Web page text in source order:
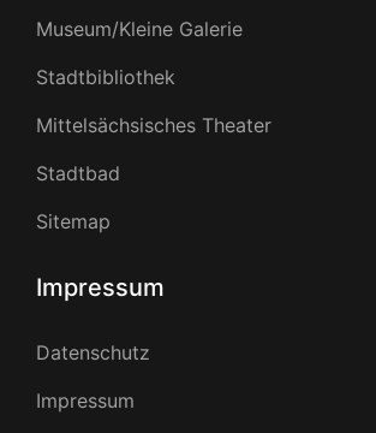
Museum/Kleine Galerie
Stadtbibliothek
Mittelsächsisches Theater
Stadtbad
Sitemap
Impressum
Datenschutz
Impressum